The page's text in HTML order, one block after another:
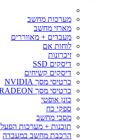
מערכות מחשב
מארזי מחשב
מעבדים + מאווררים
לוחות אם
זיכרונות
דיסקים SSD
דיסקים קשיחים
כרטיסי מסך NVIDIA
כרטיסי מסך RADEON
כונן אופטי
ספקי כח
מסכי מחשב
תוכנות + מערכות
הרכבת מחשב במעבדה